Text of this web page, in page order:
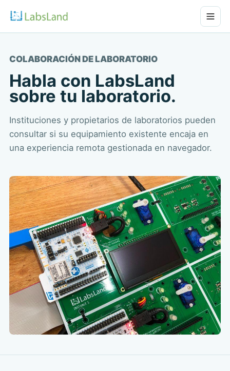
COLABORACIÓN DE LABORATORIO
Habla con LabsLand
sobre tu laboratorio.
Instituciones y propietarios de laboratorios pueden
consultar si su equipamiento existente encaja en
una experiencia remota gestionada en navegador.